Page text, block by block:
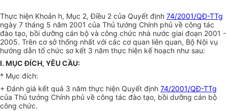
Thực hiện Khoản h, Mục 2, Điều 2 của Quyết định 74/2001/QĐ-TTg
ngày 7 tháng 5 năm 2001 của Thủ tướng Chính phủ về công tác
đào tạo, bồi dưỡng cán bộ và công chức nhà nước giai đoạn 2001 -
2005. Trên cơ sở thống nhất với các cơ quan liên quan, Bộ Nội vụ
hướng dẫn tổ chức sơ kết 3 năm thực hiện kế hoạch như sau:
I. MỤC ĐÍCH, YÊU CẦU:
* Mục đích:
+ Đánh giá kết quả 3 năm thực hiện Quyết định 74/2001/QĐ-TTg
của Thủ tướng Chính phủ về công tác đào tạo, bồi dưỡng cán bộ
công chức.